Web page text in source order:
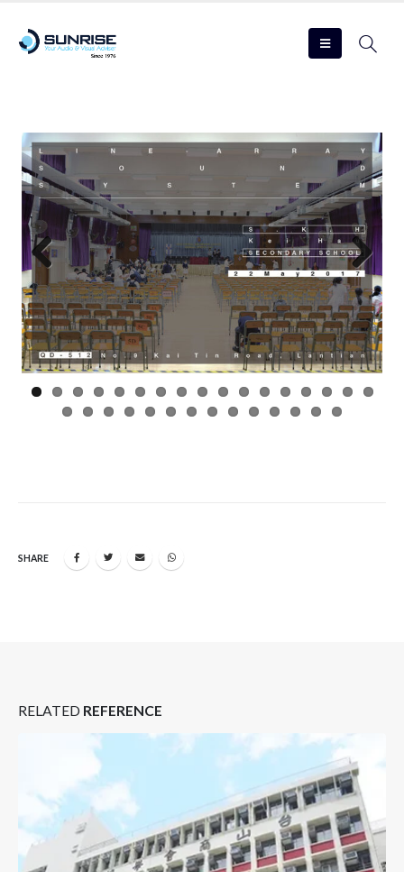
Previous Next
SHARE
RELATED REFERENCE